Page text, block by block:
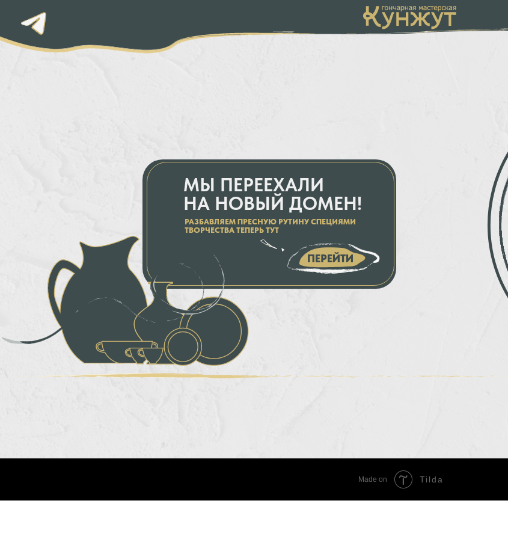
МЫ ПЕРЕЕХАЛИ
НА НОВЫЙ ДОМЕН!
РАЗБАВЛЯЕМ ПРЕСНУЮ РУТИНУ СПЕЦИЯМИ
ТВОРЧЕСТВА ТЕПЕРЬ ТУТ
ПЕРЕЙТИ
Made on Tilda